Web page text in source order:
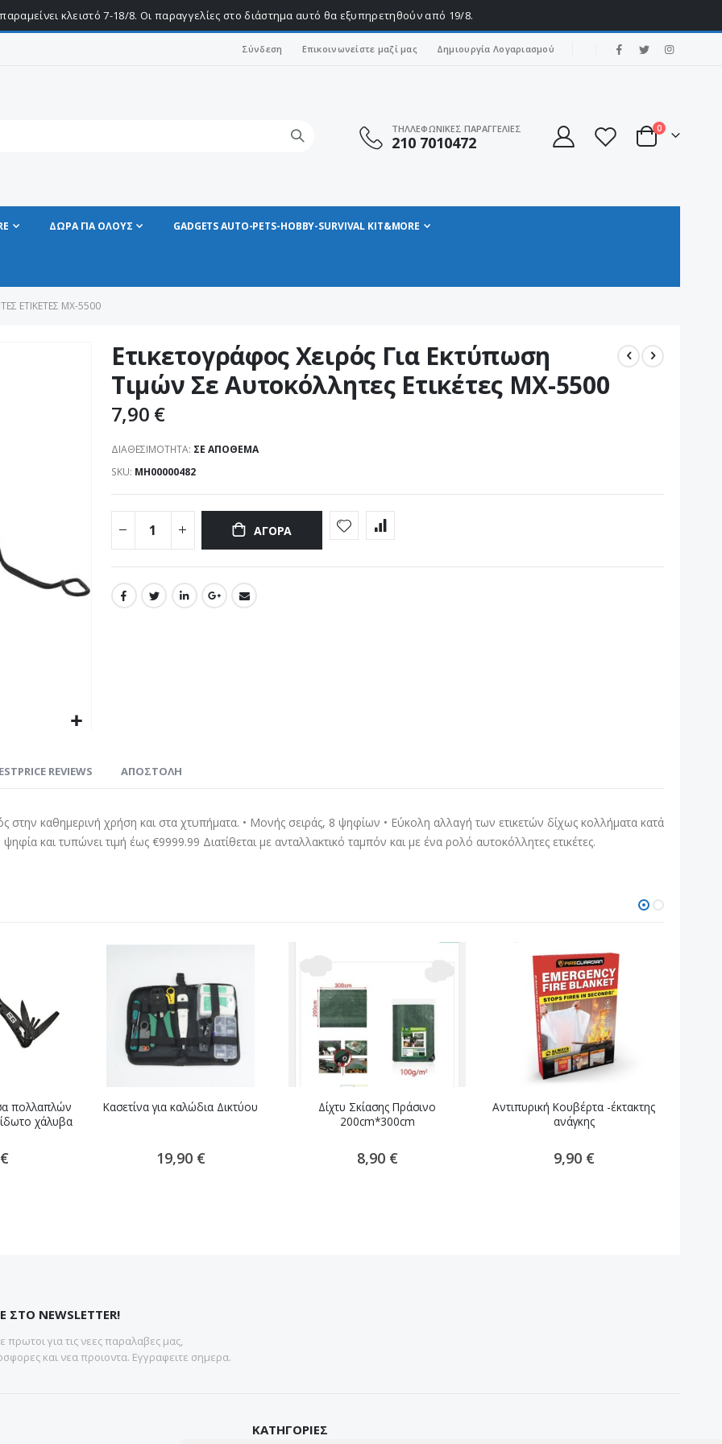
κλειστό 7-18/8. Οι παραγγελίες στο διάστημα αυτό θα εξυπηρετηθούν από 19/8.
Σύνδεση Επικοινωνείστε μαζί μας Δημιουργία Λογαριασμού
ΤΗΛΛΕΦΩΝΙΚΕΣ ΠΑΡΑΓΓΕΛΙΕΣ
210 7010472 Cart
0στοιχεία
ΔΩΡΑ ΓΙΑ ΟΛΟΥΣ GADGETS AUTO-PETS-HOBBY-SURVIVAL KIT&MORE
ΕΤΙΚΈΤΕΣ ΜΧ-5500
Ετικετογράφος Χειρός Για Εκτύπωση
Τιμών Σε Αυτοκόλλητες Ετικέτες ΜΧ-5500
7,90 €
ΔΙΑΘΕΣΙΜΌΤΗΤΑ: ΣΕ ΑΠΌΘΕΜΑ
SKU ΜΗ00000482
ΑΓΟΡΆ
στην καθημερινή χρήση και στα χτυπήματα. • Μονής σειράς, 8 ψηφίων • Εύκολη αλλαγή των ετικετών δίχως κολλήματα κατά
και τυπώνει τιμή έως €9999.99 Διατίθεται με ανταλλακτικό ταμπόν και με ένα ρολό αυτοκόλλητες ετικέτες.
REVIEWS ΑΠΟΣΤΟΛΗ
πολλαπλών
χάλυβα
Κασετίνα για καλώδια Δικτύου
19,90 €
Δίχτυ Σκίασης Πράσινο
200cm*300cm
8,90 €
Αντιπυρική Κουβέρτα -έκτακτης
ανάγκης
9,90 €
ΣΤΟ NEWSLETTER!
πρωτοι για τις νεες παραλαβες μας,
και νεα προιοντα. Εγγραφειτε σημερα.
ΚΑΤΗΓΟΡΙΕΣ